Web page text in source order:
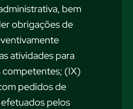
bem
obrigações de
atividades para
(IX)
pedidos de
pelos